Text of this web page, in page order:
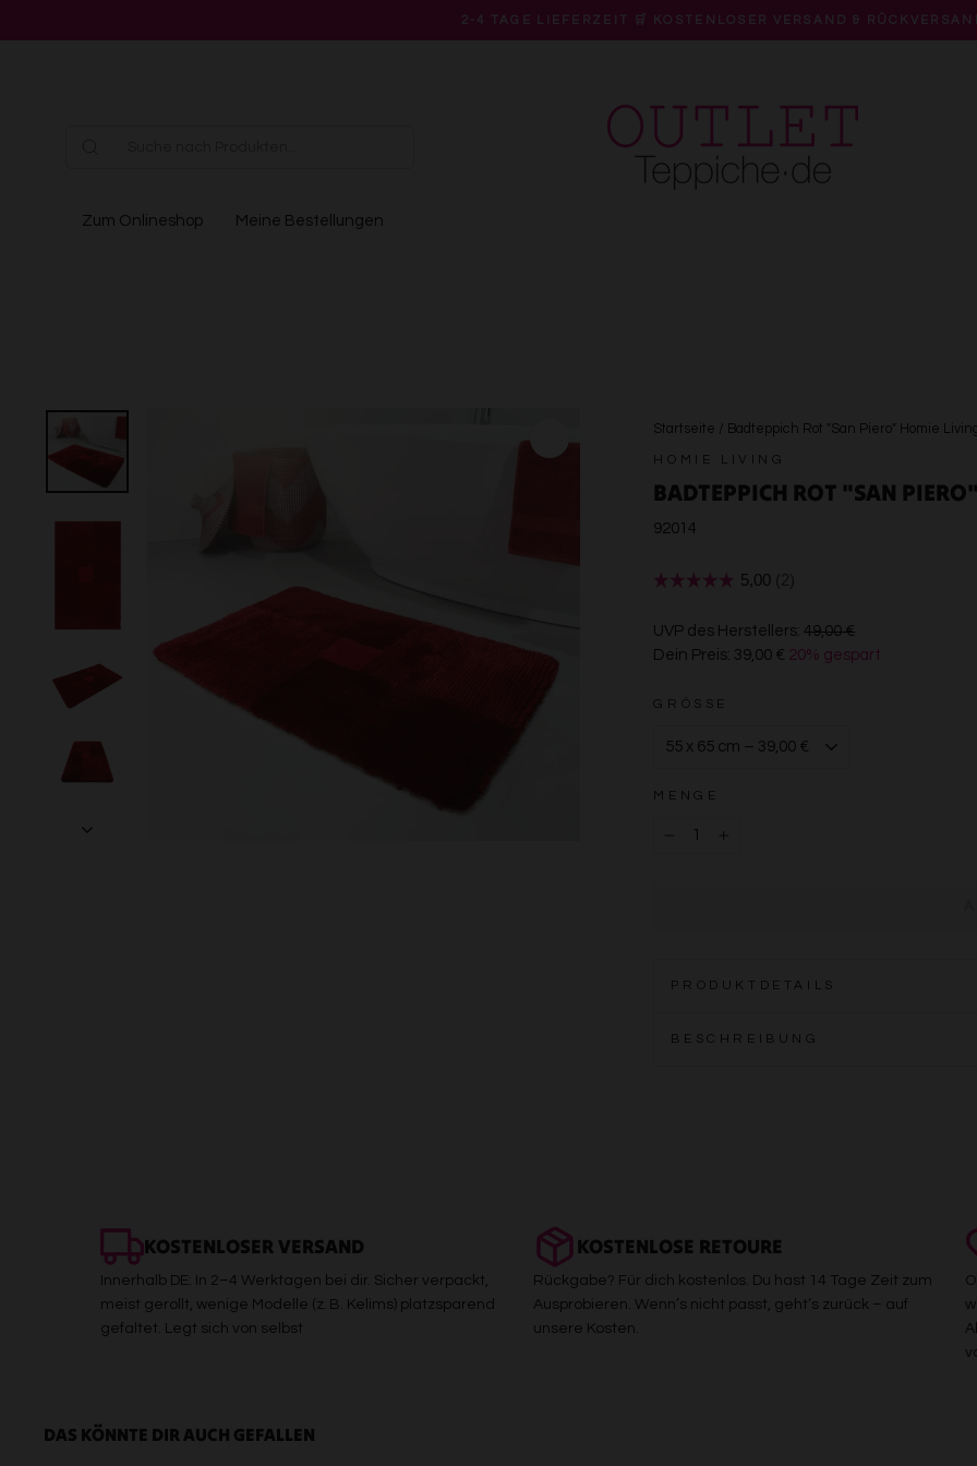
Pause
2-4 TAGE LIEFERZEIT 🛒 KOSTENLOSER VERSAND &
Zum Onlineshop Meine Bestellungen
Startseite / Badteppich Rot "San Piero" Homie
HOMIE LIVING
BADTEPPICH ROT "SAN
92014
UVP des Herstellers: 49,00 €€49,00
Dein Preis: 39,00 € 20% gespart
GRÖSSE
MENGE
PRODUKTDETAILS
BESCHREIBUNG
KOSTENLOSER VERSAND
Innerhalb DE: In 2–4 Werktagen bei dir. Sicher verpackt,
meist gerollt, wenige Modelle (z. B. Kelims) platzsparend
gefaltet. Legt sich von selbst
KOSTENLOSE RETOURE
Rückgabe? Für dich kostenlos. Du hast 14 Tage Zeit zum
Ausprobieren. Wenn’s nicht passt, geht’s zurück – auf
unsere Kosten.
DAS KÖNNTE DIR AUCH GEFALLEN